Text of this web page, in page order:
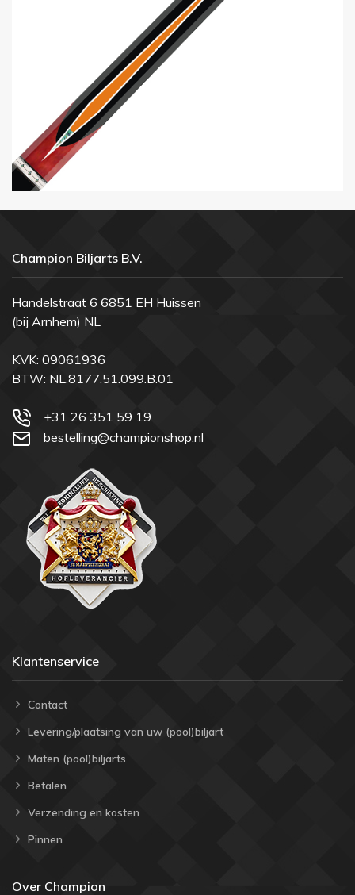
Champion Biljarts B.V.
Handelstraat 6 6851 EH Huissen
(bij Arnhem) NL
KVK: 09061936
BTW: NL.8177.51.099.B.01
+31 26 351 59 19
bestelling@championshop.nl
Klantenservice
Contact
Levering/plaatsing van uw (pool)biljart
Maten (pool)biljarts
Betalen
Verzending en kosten
Pinnen
Over Champion